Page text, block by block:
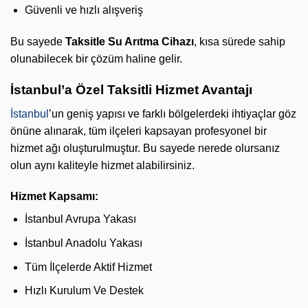
Güvenli ve hızlı alışveriş
Bu sayede Taksitle Su Arıtma Cihazı, kısa sürede sahip
olunabilecek bir çözüm haline gelir.
İstanbul’a Özel Taksitli Hizmet Avantajı
İstanbul ’un geniş yapısı ve farklı bölgelerdeki ihtiyaçlar göz
önüne alınarak, tüm ilçeleri kapsayan profesyonel bir
hizmet ağı oluşturulmuştur. Bu sayede nerede olursanız
olun aynı kaliteyle hizmet alabilirsiniz.
Hizmet Kapsamı:
İstanbul Avrupa Yakası
İstanbul Anadolu Yakası
Tüm İlçelerde Aktif Hizmet
Hızlı Kurulum Ve Destek